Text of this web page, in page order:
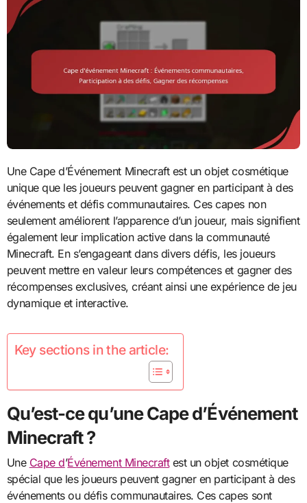
Une Cape d’Événement Minecraft est un objet cosmétique
unique que les joueurs peuvent gagner en participant à des
événements et défis communautaires. Ces capes non
seulement améliorent l’apparence d’un joueur, mais signifient
également leur implication active dans la communauté
Minecraft. En s’engageant dans divers défis, les joueurs
peuvent mettre en valeur leurs compétences et gagner des
récompenses exclusives, créant ainsi une expérience de jeu
dynamique et interactive.
Key sections in the article:
Qu’est-ce qu’une Cape d’Événement
Minecraft ?
Une Cape d’Événement Minecraftest un objet cosmétique
spécial que les joueurs peuvent gagner en participant à des
événements ou défis communautaires. Ces capes sont